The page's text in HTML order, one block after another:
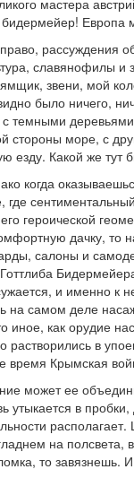
мастера
Европа
рассуждения
славянофилы
звени, мой
было ничего,
с темными
стороны море, с
езду. Какой же
когда
его героической
дачку, то
салоны и
и именно к
на самом деле
иное, как орудие
в
время Крымская
может ее
утыкается в
на полсвета,
то завязнешь.